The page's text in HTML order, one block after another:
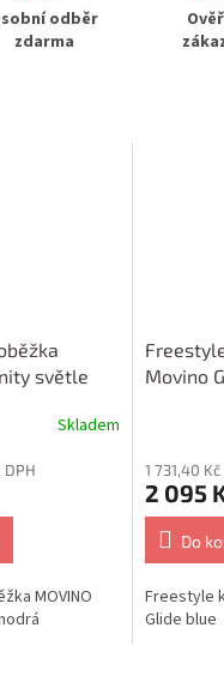
odběr
zdarma
světle
Skladem
DPH
MOVINO
Movino
1 731,40
2 095
Do
Freestyle
Glide blue